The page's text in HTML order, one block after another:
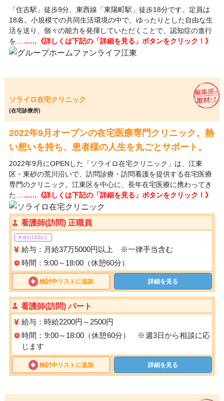
「住吉駅」徒歩9分、東西線「東陽町駅」徒歩18分です。定員は
18名。小規模での共同生活環境の中で、ゆったりとした自由な生
活を送り、個々の能力を発揮していただくことで、認知症の進行
を… ……《詳しくは下記の「詳細を見る」ボタンをクリック！》
ソライロ在宅クリニック
(在宅診療所)
2022年9月オープンの在宅医療専門クリニック。熱
い想いを持ち、患者様の人生を丸ごとサポート。
2022年9月にOPENした「ソライロ在宅クリニック」は、江東
区・東砂の荒川沿いで、訪問診療・訪問看護を提供する在宅医療
専門のクリニック。江東区を中心に、長年在宅医療に携わってき
た… ……《詳しくは下記の「詳細を見る」ボタンをクリック！》
看護師(訪問) 正職員
年休日120以上
給与：月給37万5000円以上 ※一律手当含む
時間：9:00～18:00（休憩60分）
検討中リストに追加 詳細を見る
看護師(訪問) パート
給与：時給2200円～2500円
時間：9:00～18:00（休憩60分） ※週3日から相談に応
じます
検討中リストに追加 詳細を見る